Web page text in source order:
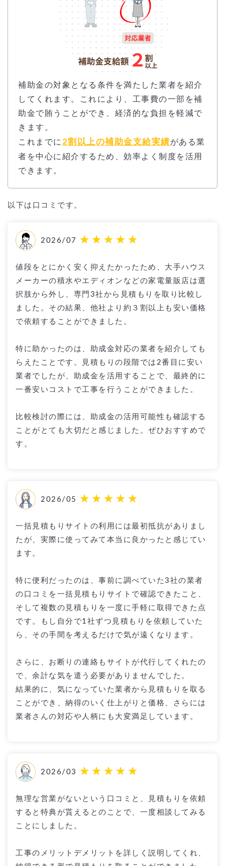
補助金の対象となる条件を満たした業者を紹介
してくれます。これにより、工事費の一部を補
助金で賄うことができ、経済的な負担を軽減で
きます。
これまでに 2割以上の補助金支給実績がある業
者を中心に紹介するため、効率よく制度を活用
できます。
以下は口コミです。
2026/07
値段をとにかく安く抑えたかったため、大手ハウス
メーカーの積水やエディオンなどの家電量販店は選
択肢から外し、専門3社から見積もりを取り比較し
ました。その結果、他社より約３割以上も安い価格
で依頼することができました。
特に助かったのは、助成金対応の業者を紹介しても
らえたことです。見積もりの段階では2番目に安い
業者でしたが、助成金を活用することで、最終的に
一番安いコストで工事を行うことができました。
比較検討の際には、助成金の活用可能性も確認する
ことがとても大切だと感じました。ぜひおすすめで
す。
2026/05
一括見積もりサイトの利用には最初抵抗がありまし
たが、実際に使ってみて本当に良かったと感じてい
ます。
特に便利だったのは、事前に調べていた3社の業者
の口コミを一括見積もりサイトで確認できたこと、
そして複数の見積もりを一度に手軽に取得できた点
です。もし自分で1社ずつ見積もりを依頼していた
ら、その手間を考えるだけで気が遠くなります。
さらに、お断りの連絡もサイトが代行してくれたの
で、余計な気を遣う必要がありませんでした。
結果的に、気になっていた業者から見積もりを取る
ことができ、納得のいく仕上がりと価格、さらには
業者さんの対応や人柄にも大変満足しています。
2026/03
無理な営業がないという口コミと、見積もりを依頼
すると特典が貰えるとのことで、一度相談してみる
ことにしました。
工事のメリットデメリットを詳しく説明してくれ、